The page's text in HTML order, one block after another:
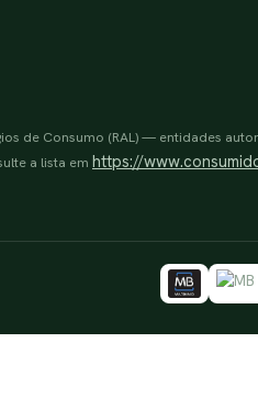
de Consumo (RAL) — entidades
a lista em https://